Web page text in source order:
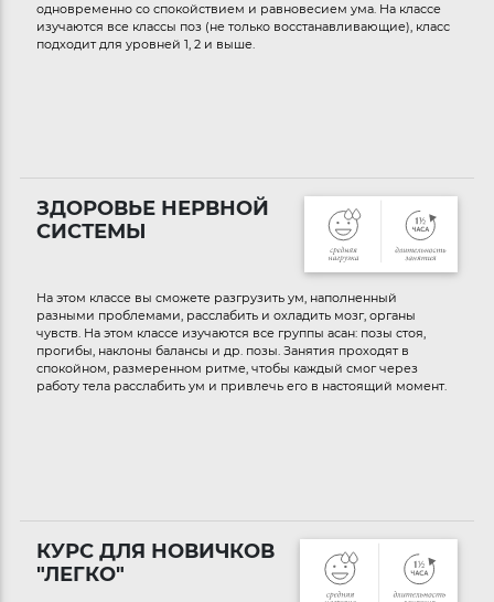
одновременно со спокойствием и равновесием ума. На классе
изучаются все классы поз (не только восстанавливающие), класс
подходит для уровней 1, 2 и выше.
ЗДОРОВЬЕ НЕРВНОЙ
СИСТЕМЫ
На этом классе вы сможете разгрузить ум, наполненный
разными проблемами, расслабить и охладить мозг, органы
чувств. На этом классе изучаются все группы асан: позы стоя,
прогибы, наклоны балансы и др. позы. Занятия проходят в
спокойном, размеренном ритме, чтобы каждый смог через
работу тела расслабить ум и привлечь его в настоящий момент.
КУРС ДЛЯ НОВИЧКОВ
"ЛЕГКО"